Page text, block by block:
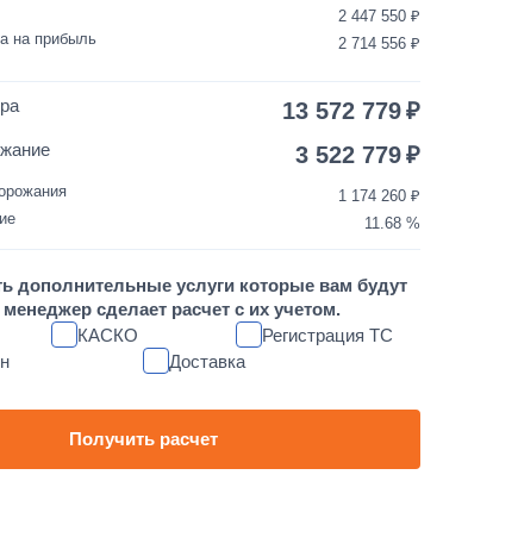
1 день
000 1 день
000 1 день
000
2 447 550
на прибыль
2 714 556
13 572 779
3 522 779
1 174 260
11.68
дополнительные услуги которые вам будут
сделает расчет с их учетом.
КАСКО
Регистрация ТС
Доставка
Получить расчет